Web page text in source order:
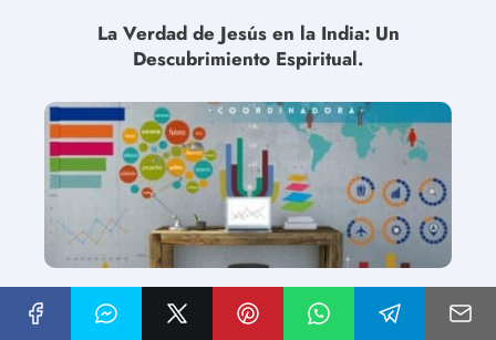
La Verdad de Jesús en la India: Un
Descubrimiento Espiritual.
La habilidad divina de visualizar espíritus